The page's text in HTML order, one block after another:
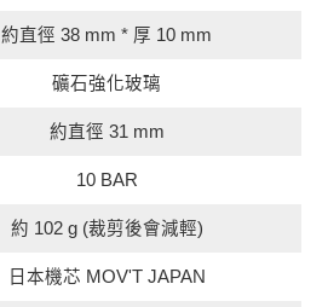
約直徑 38 mm * 厚 10 mm
礦石強化玻璃
約直徑 31 mm
10 BAR
約 102 g (裁剪後會減輕)
日本機芯 MOV'T JAPAN